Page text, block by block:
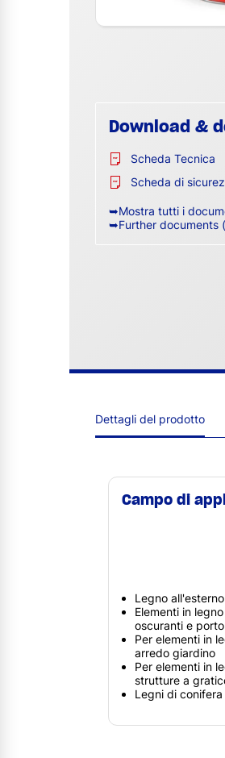
Download &
Scheda Tecnica
Scheda di
➥Mostra tutti i
➥Further documents
Dettagli del prodotto
Campo di
Legno all'esterno
Elementi in
oscuranti e
Per elementi in
arredo giardino
Per elementi in
strutture a
Legni di